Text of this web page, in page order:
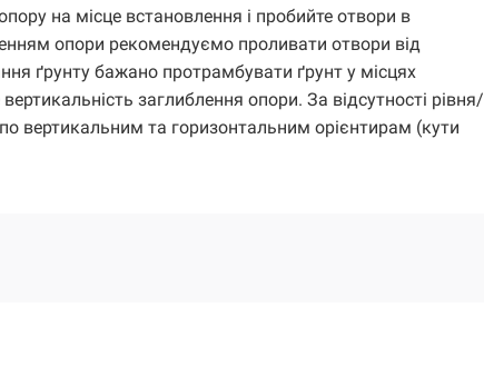
на місце встановлення і пробийте отвори в
опори рекомендуємо проливати отвори від
ґрунту бажано протрамбувати ґрунт у місцях
заглиблення опори. За відсутності рівня/
вертикальним та горизонтальним орієнтирам (кути